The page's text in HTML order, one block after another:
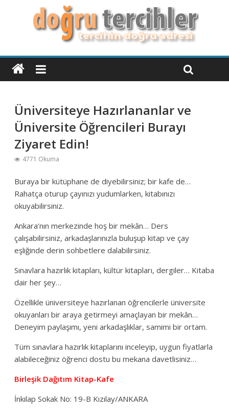
Üniversiteye Hazırlananlar ve
Üniversite Öğrencileri Burayı
Ziyaret Edin!
4771 Okuma
Buraya bir kütüphane de diyebilirsiniz; bir kafe de…
Rahatça oturup çayınızı yudumlarken, kitabınızı
okuyabilirsiniz.
Ankara’nın merkezinde hoş bir mekân… Ders
çalışabilirsiniz, arkadaşlarınızla buluşup kitap ve çay
eşliğinde derin sohbetlere dalabilirsiniz.
Sınavlara hazırlık kitapları, kültür kitapları, dergiler… Kitaba
dair her şey…
Özellikle üniversiteye hazırlanan öğrencilerle üniversite
okuyanları bir araya getirmeyi amaçlayan bir mekân…
Deneyim paylaşımı, yeni arkadaşlıklar, samimi bir ortam.
Tüm sınavlara hazırlık kitaplarını inceleyip, uygun fiyatlarla
alabileceğiniz öğrenci dostu bu mekana davetlisiniz…
Birleşik Dağıtım Kitap-Kafe
İnkılap Sokak No: 19-B Kızılay/ANKARA